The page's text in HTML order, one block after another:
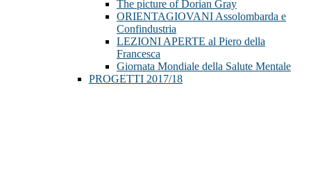
The picture of Dorian Gray
ORIENTAGIOVANI Assolombarda e
Confindustria
LEZIONI APERTE al Piero della
Francesca
Giornata Mondiale della Salute Mentale
PROGETTI 2017/18